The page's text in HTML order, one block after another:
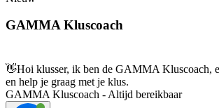
GAMMA Kluscoach
👋Hoi klusser, ik ben de GAMMA Kluscoach,
en help je graag met je klus.
GAMMA Kluscoach - Altijd bereikbaar